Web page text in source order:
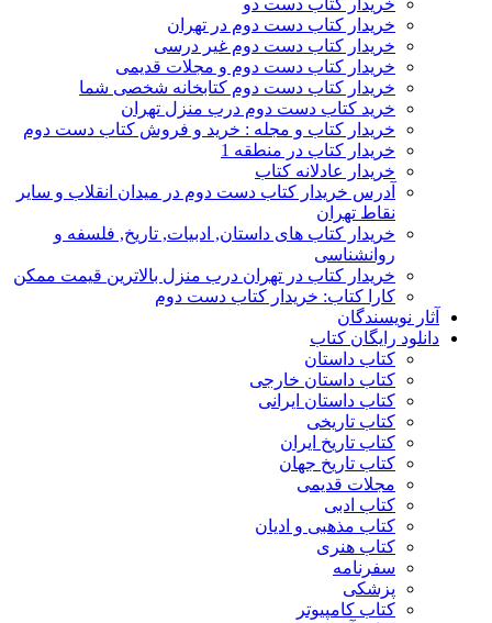
خریدار کتاب دست دو
خریدار کتاب دست دوم در تهران
خریدار کتاب دست دوم غیر درسی
خریدار کتاب دست دوم و مجلات قدیمی
خریدار کتاب دست دوم کتابخانه شخصی شما
خرید کتاب دست دوم درب منزل تهران
خریدار کتاب و مجله : خرید و فروش کتاب دست دوم
خریدار کتاب در منطقه 1
خریدار عادلانه کتاب
آدرس خریدار کتاب دست دوم در میدان انقلاب و سایر
نقاط تهران
خریدار کتاب های داستان, ادبیات, تاریخ, فلسفه و
روانشناسی
خریدار کتاب در تهران درب منزل بالاترین قیمت ممکن
کارا کتاب: خریدار کتاب دست دوم
آثار نویسندگان
دانلود رایگان کتاب
کتاب داستان
کتاب داستان خارجی
کتاب داستان ایرانی
کتاب تاریخی
کتاب تاریخ ایران
کتاب تاریخ جهان
مجلات قدیمی
کتاب ادبی
کتاب مذهبی و ادیان
کتاب هنری
سفرنامه
پزشکی
کتاب کامپیوتر